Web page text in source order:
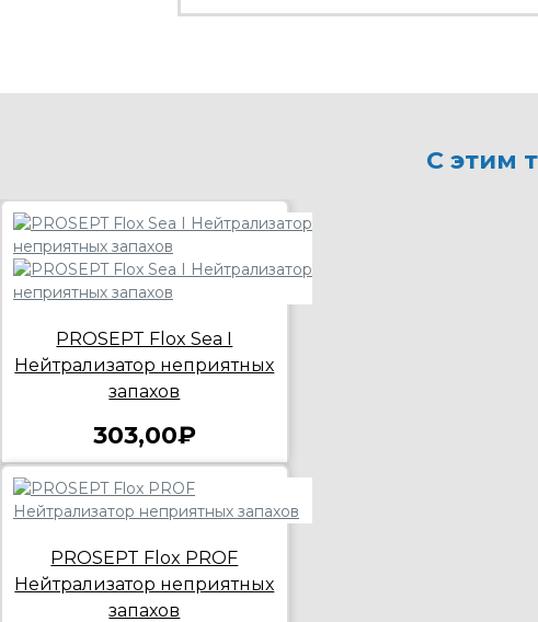
С этим
PROSEPT Flox Sea I
Нейтрализатор неприятных
запахов
303,00₽
PROSEPT Flox PROF
Нейтрализатор неприятных
запахов